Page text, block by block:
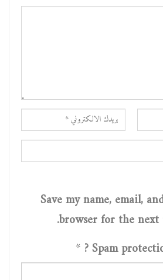
Save my name, email,
browser for the next
Spam
*